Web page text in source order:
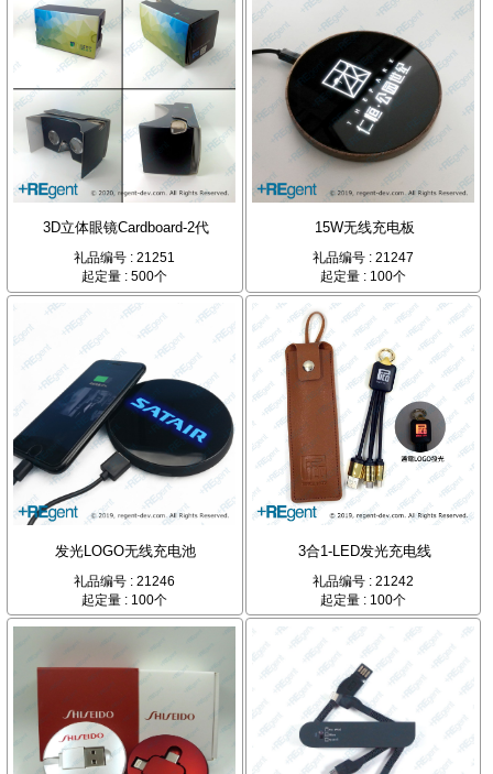
3D立体眼镜Cardboard-2代
礼品编号 : 21251
起定量 : 500个
15W无线充电板
礼品编号 : 21247
起定量 : 100个
发光LOGO无线充电池
礼品编号 : 21246
起定量 : 100个
3合1-LED发光充电线
礼品编号 : 21242
起定量 : 100个